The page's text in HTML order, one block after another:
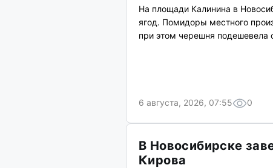
На площади Калинина в
ягод. Помидоры местного
при этом черешня подешевела
6 августа, 2026, 07:55 0
В Новосибирске
Кирова